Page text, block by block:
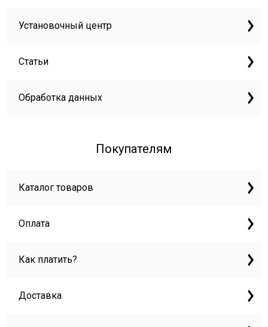
Установочный центр
Статьи
Обработка данных
Покупателям
Каталог товаров
Оплата
Как платить?
Доставка